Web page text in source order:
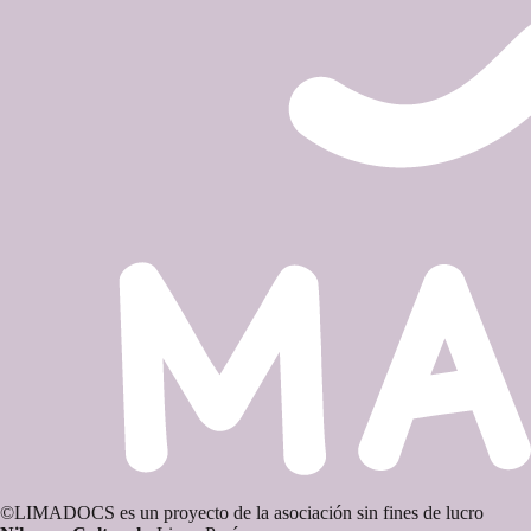
©LIMADOCS es un proyecto de la asociación sin fines de lucro